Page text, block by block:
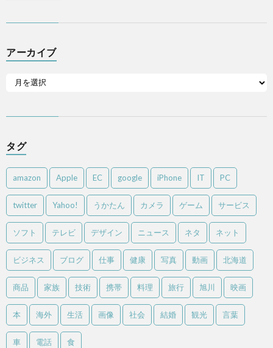
アーカイブ
タグ
amazon Apple EC google iPhone IT PC
twitter Yahoo! うかたん カメラ ゲーム サービス
ソフト テレビ デザイン ニュース ネタ ネット
ビジネス ブログ 仕事 健康 写真 動画 北海道
商品 家族 技術 携帯 料理 旅行 旭川 映画
本 海外 生活 画像 社会 結婚 観光 言葉
車 電話 食